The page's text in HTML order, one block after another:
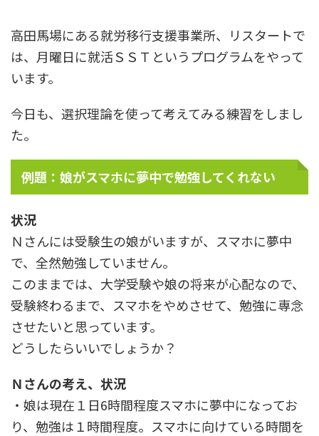
高田馬場にある就労移行支援事業所、リスタートで
は、月曜日に就活ＳＳＴというプログラムをやって
います。
今日も、選択理論を使って考えてみる練習をしまし
た。
例題：娘がスマホに夢中で勉強してくれない
状況
Ｎさんには受験生の娘がいますが、スマホに夢中
で、全然勉強していません。
このままでは、大学受験や娘の将来が心配なので、
受験終わるまで、スマホをやめさせて、勉強に専念
させたいと思っています。
どうしたらいいでしょうか？
Ｎさんの考え、状況
・娘は現在１日6時間程度スマホに夢中になってお
り、勉強は１時間程度。スマホに向けている時間を